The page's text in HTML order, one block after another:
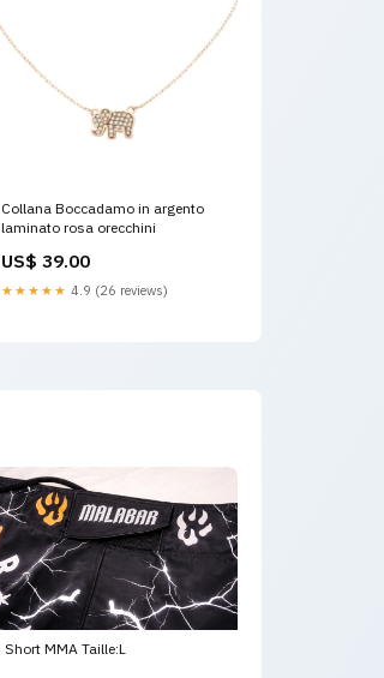
Collana Boccadamo in argento
laminato rosa orecchini
US$ 39.00
★★★★★ 4.9 (26 reviews)
Short MMA Taille:L